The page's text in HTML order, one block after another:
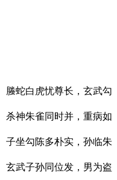
螣蛇白虎忧尊长，玄武勾
杀神朱雀同时并，重病如
子坐勾陈多朴实，孙临朱
玄武子孙同位发，男为盗